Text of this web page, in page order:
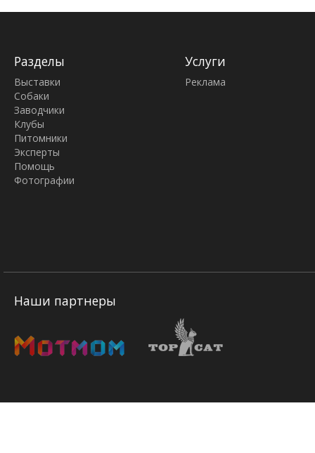
Разделы
Выставки
Собаки
Заводчики
Клубы
Питомники
Эксперты
Помощь
Фотографии
Услуги
Реклама
Наши партнеры